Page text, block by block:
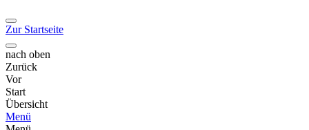
Zur Startseite
nach oben
Zurück
Vor
Start
Übersicht
Menü